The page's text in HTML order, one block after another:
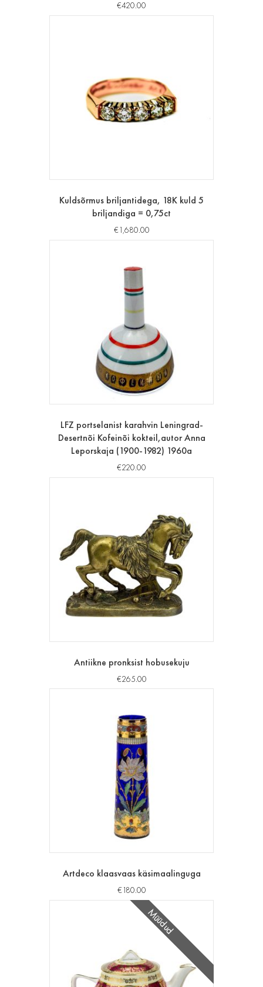
€420.00
Kuldsõrmus briljantidega, 18K kuld 5
briljandiga = 0,75ct
€1,680.00
LFZ portselanist karahvin Leningrad-
Desertnõi Kofeinõi kokteil,autor Anna
Leporskaja (1900-1982) 1960a
€220.00
Antiikne pronksist hobusekuju
€265.00
Artdeco klaasvaas käsimaalinguga
€180.00
Müüdud